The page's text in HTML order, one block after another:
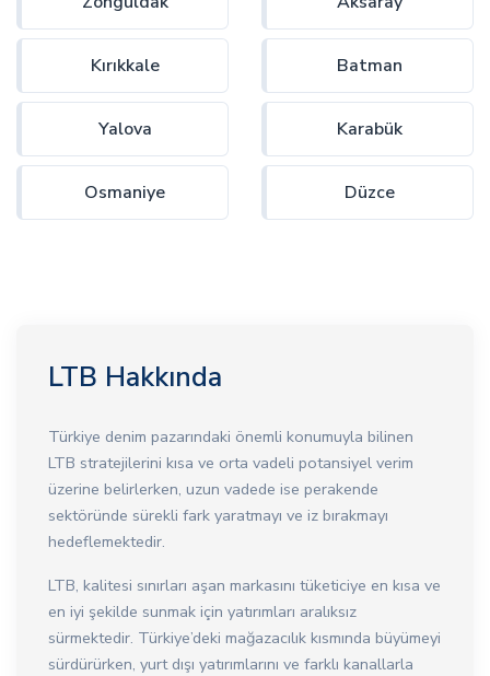
Kırıkkale Batman
Yalova Karabük
Osmaniye Düzce
LTB Hakkında
Türkiye denim pazarındaki önemli konumuyla bilinen
LTB stratejilerini kısa ve orta vadeli potansiyel verim
üzerine belirlerken, uzun vadede ise perakende
sektöründe sürekli fark yaratmayı ve iz bırakmayı
hedeflemektedir.
LTB, kalitesi sınırları aşan markasını tüketiciye en kısa ve
en iyi şekilde sunmak için yatırımları aralıksız
sürmektedir. Türkiye’deki mağazacılık kısmında büyümeyi
sürdürürken, yurt dışı yatırımlarını ve farklı kanallarla